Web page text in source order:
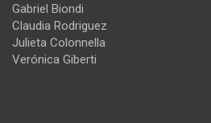
Gabriel Biondi
Claudia Rodriguez
Julieta Colonnella
Verónica Giberti